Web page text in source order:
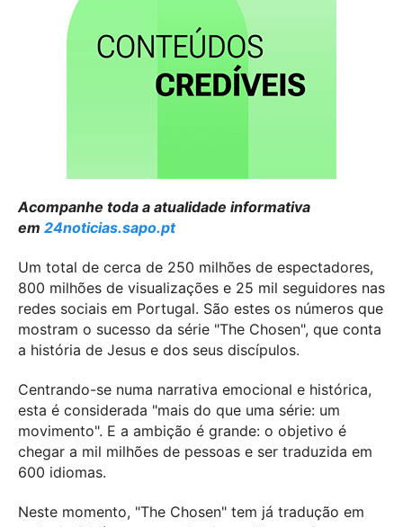
Acompanhe toda a atualidade informativa
em 24noticias.sapo.pt
Um total de cerca de 250 milhões de espectadores,
800 milhões de visualizações e 25 mil seguidores nas
redes sociais em Portugal. São estes os números que
mostram o sucesso da série "The Chosen", que conta
a história de Jesus e dos seus discípulos.
Centrando-se numa narrativa emocional e histórica,
esta é considerada "mais do que uma série: um
movimento". E a ambição é grande: o objetivo é
chegar a mil milhões de pessoas e ser traduzida em
600 idiomas.
Neste momento, "The Chosen" tem já tradução em